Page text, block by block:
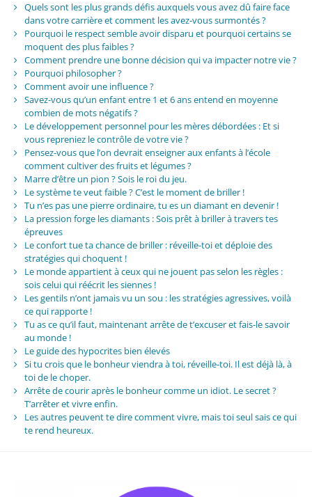
Quels sont les plus grands défis auxquels vous avez dû faire face
dans votre carrière et comment les avez-vous surmontés ?
Pourquoi le respect semble avoir disparu et pourquoi certains se
moquent des plus faibles ?
Comment prendre une bonne décision qui va impacter notre vie ?
Pourquoi philosopher ?
Comment avoir une influence ?
Savez-vous qu’un enfant entre 1 et 6 ans entend en moyenne
combien de mots négatifs ?
Le développement personnel pour les mères débordées : Et si
vous repreniez le contrôle de votre vie ?
Pensez-vous que l’on devrait enseigner aux enfants à l’école
comment cultiver des fruits et légumes ?
Marre d’être un pion ? Sois le roi du jeu.
Le système te veut faible ? C’est le moment de briller !
Tu n’es pas une pierre ordinaire, tu es un diamant en devenir !
La pression forge les diamants : Sois prêt à briller à travers tes
épreuves
Le confort tue ta chance de briller : réveille-toi et déploie des
stratégies qui choquent !
Le monde appartient à ceux qui ne jouent pas selon les règles :
sois celui qui réécrit les siennes !
Les gentils n’ont jamais vu un sou : les stratégies agressives, voilà
ce qui rapporte !
Tu as ce qu’il faut, maintenant arrête de t’excuser et fais-le savoir
au monde !
Le guide des hypocrites bien élevés
Si tu crois que le bonheur viendra à toi, réveille-toi. Il est déjà là, à
toi de le choper.
Arrête de courir après le bonheur comme un idiot. Le secret ?
T’arrêter et vivre enfin.
Les autres peuvent te dire comment vivre, mais toi seul sais ce qui
te rend heureux.